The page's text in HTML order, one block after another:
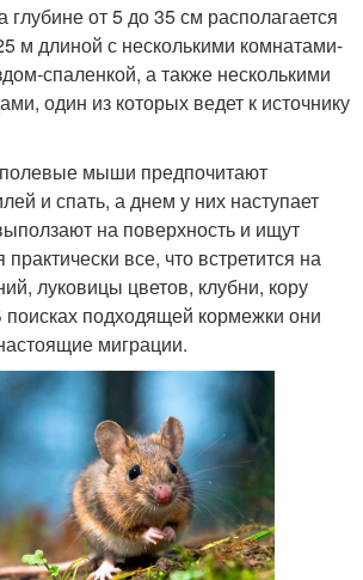
глубине от 5 до 35 см располагается
м длиной с несколькими комнатами-
спаленкой, а также несколькими
один из которых ведет к источнику
мыши предпочитают
и спать, а днем у них наступает
на поверхность и ищут
все, что встретится на
луковицы цветов, клубни, кору
поисках подходящей кормежки они
миграции.